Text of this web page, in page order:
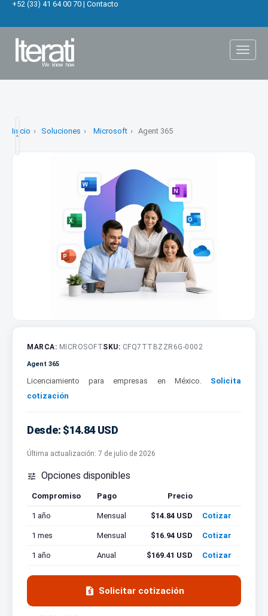
+52 (33) 41 64 00 70 | Contacto
Inicio Soluciones Microsoft Agent 365
MARCA: MICROSOFTSKU: CFQ7TTBZZR6G-0002
Agent 365
Licenciamiento para empresas en México. Solicita
cotización
Desde: $14.84 USD
Última actualización: 7 de julio de 2026
 Opciones disponibles
Compromiso Pago Precio
1 año
Mensual $14.84 USD Cotizar
1 mes Mensual $16.94 USD Cotizar
1 año Anual $169.41 USD Cotizar
 Solicitar cotización